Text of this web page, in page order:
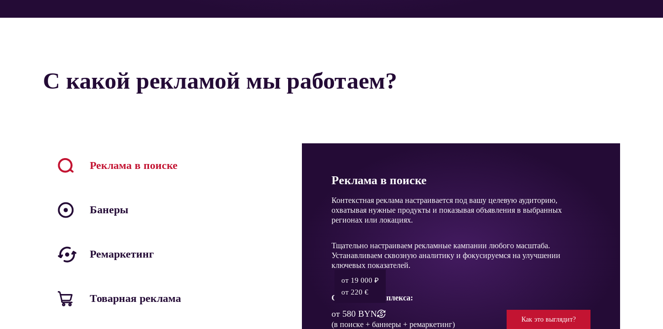
С какой рекламой мы работаем?
Реклама в поиске
Банеры
Ремаркетинг
Товарная реклама
Реклама в поиске
Контекстная реклама настраивается под вашу целевую аудиторию,
охватывая нужные продукты и показывая объявления в выбранных
регионах или локациях.
Тщательно настраиваем рекламные кампании любого масштаба.
Устанавливаем сквозную аналитику и фокусируемся на улучшении
ключевых показателей.
Стоимость комплекса:
от 580 BYN
от 19 000 ₽
от 220 €
(в поиске + баннеры + ремаркетинг)
Как это выглядит?